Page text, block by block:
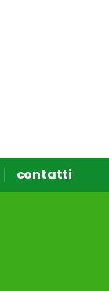
contatti